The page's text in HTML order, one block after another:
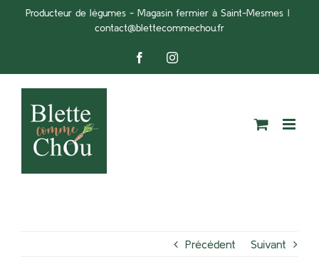
PasserProducteur de légumes - Magasin fermier à Saint-Mesmes |
contact@blettecommechou.fr
FacebookInstagram
Précédent Suivant